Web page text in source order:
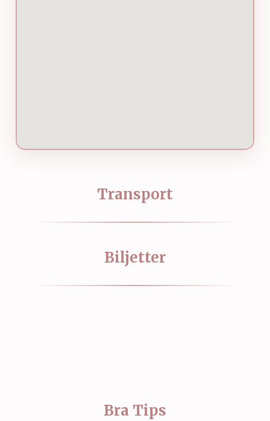
Bra Tips
Transport
Biljetter